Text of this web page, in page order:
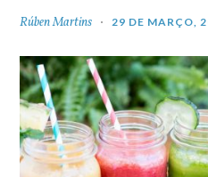
Rúben Martins 29 DE MARÇO,